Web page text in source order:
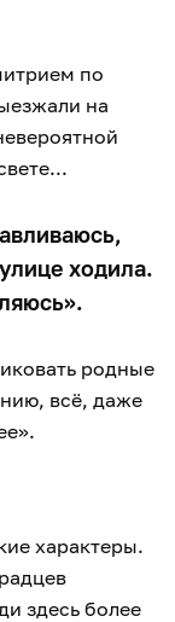
по
на
ходила.
родные
всё, даже
характеры.
здесь более